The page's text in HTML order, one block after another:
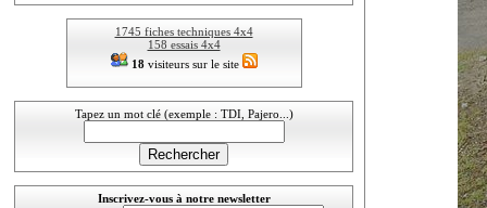
1745 fiches techniques 4x4
158 essais 4x4
18visiteurs sur le site
Tapez un mot clé (exemple : TDI, Pajero...)
Inscrivez-vous à notre newsletter